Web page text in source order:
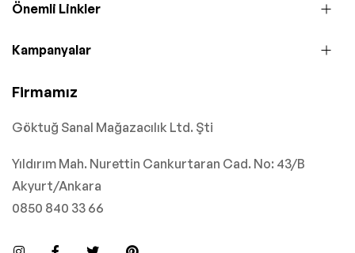
Önemli Linkler
Kampanyalar
Firmamız
Göktuğ Sanal Mağazacılık Ltd. Şti
Yıldırım Mah. Nurettin Cankurtaran Cad. No: 43/B
Akyurt/Ankara
0850 840 33 66